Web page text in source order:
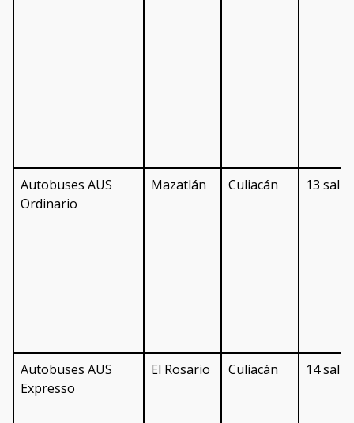
Autobuses AUS
Ordinario
Mazatlán Culiacán 13
Autobuses AUS
Expresso
El Rosario Culiacán 14